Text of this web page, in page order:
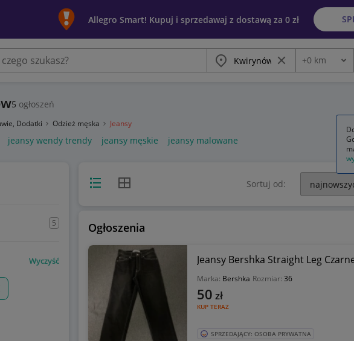
Allegro Smart! Kupuj i sprzedawaj z dostawą za 0 zł
Miasto Wyczyść frazę
Odległość
+0 km
5 ogłoszeń
Dodatki Odzież męska Jeansy
jeansy wendy trendy jeansy męskie jeansy malowane
5
Wyczyść
Widok listyWidok siatki Sortuj od:
Ogłoszenia
Jeansy Bershka Straight Leg
Marka: Bershka Rozmiar: 36
KUP TERAZ
50 zł
SPRZEDAJĄCY: OSOBA PRYWATNA